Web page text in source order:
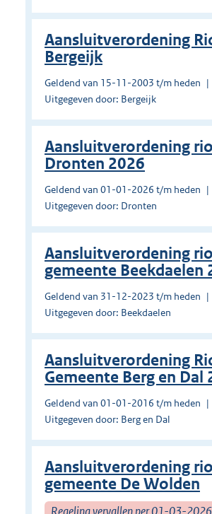
Aansluitverordening
Bergeijk
Geldend van 15-11-2003 t/m heden
Uitgegeven door: Bergeijk
Aansluitverordening
Dronten 2026
Geldend van 01-01-2026 t/m heden
Uitgegeven door: Dronten
Aansluitverordening
gemeente Beekdaelen
Geldend van 31-12-2023 t/m heden
Uitgegeven door: Beekdaelen
Aansluitverordening
Gemeente Berg en Dal
Geldend van 01-01-2016 t/m heden
Uitgegeven door: Berg en Dal
Aansluitverordening
gemeente De Wolden